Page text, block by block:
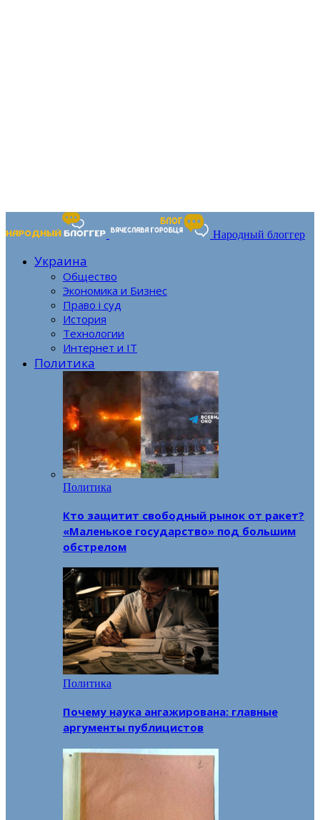
Народный блоггер
Украина
Общество
Экономика и Бизнес
Право і суд
История
Технологии
Интернет и IT
Политика
Политика
Кто защитит свободный рынок от ракет?
«Маленькое государство» под большим
обстрелом
Политика
Почему наука ангажирована: главные
аргументы публицистов